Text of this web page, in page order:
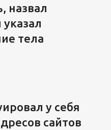
назвал
указал
тела
у себя
сайтов